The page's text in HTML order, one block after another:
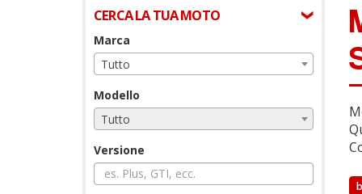
CERCA LA TUA MOTO
Marca
Tutto
Modello
Tutto
Versione